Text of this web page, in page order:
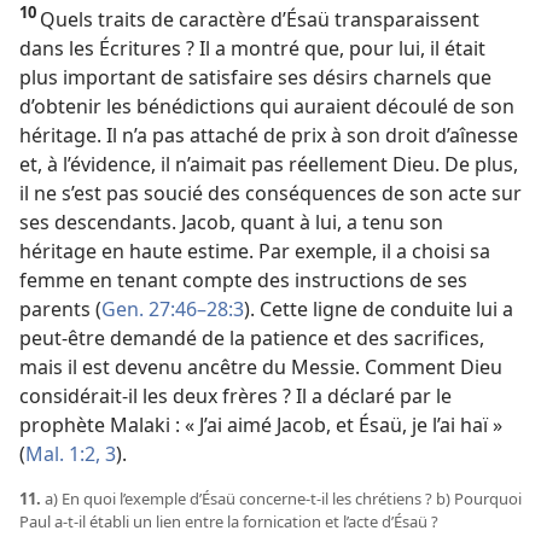
10 Quels traits de caractère d’Ésaü transparaissent
dans les Écritures ? Il a montré que, pour lui, il était
plus important de satisfaire ses désirs charnels que
d’obtenir les bénédictions qui auraient découlé de son
héritage. Il n’a pas attaché de prix à son droit d’aînesse
et, à l’évidence, il n’aimait pas réellement Dieu. De plus,
il ne s’est pas soucié des conséquences de son acte sur
ses descendants. Jacob, quant à lui, a tenu son
héritage en haute estime. Par exemple, il a choisi sa
femme en tenant compte des instructions de ses
parents (Gen. 27:46–28:3). Cette ligne de conduite lui a
peut-être demandé de la patience et des sacrifices,
mais il est devenu ancêtre du Messie. Comment Dieu
considérait-il les deux frères ? Il a déclaré par le
prophète Malaki : « J’ai aimé Jacob, et Ésaü, je l’ai haï »
(Mal. 1:2, 3).
11. a) En quoi l’exemple d’Ésaü concerne-t-il les chrétiens ? b) Pourquoi
Paul a-t-il établi un lien entre la fornication et l’acte d’Ésaü ?